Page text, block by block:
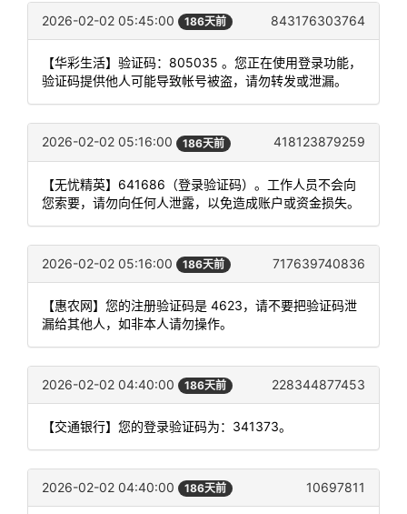
2026-02-02 05:45:00 186天前 843176303764
【华彩生活】验证码：805035 。您正在使用登录功能，
验证码提供他人可能导致帐号被盗，请勿转发或泄漏。
2026-02-02 05:16:00 186天前 418123879259
【无忧精英】641686（登录验证码）。工作人员不会向
您索要，请勿向任何人泄露，以免造成账户或资金损失。
2026-02-02 05:16:00 186天前 717639740836
【惠农网】您的注册验证码是 4623，请不要把验证码泄
漏给其他人，如非本人请勿操作。
2026-02-02 04:40:00 186天前 228344877453
【交通银行】您的登录验证码为：341373。
2026-02-02 04:40:00 186天前 10697811